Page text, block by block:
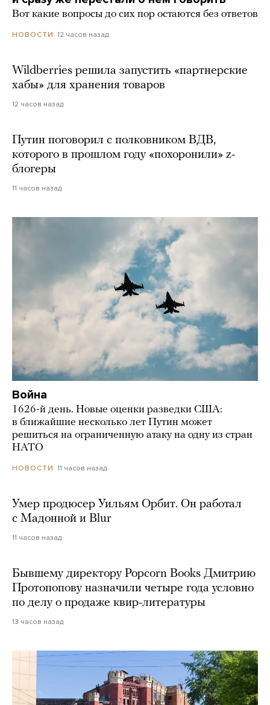
Вот какие вопросы до сих пор остаются без ответов
НОВОСТИ 12 часов назад
Wildberries решила запустить «партнерские
хабы» для хранения товаров
12 часов назад
Путин поговорил с полковником ВДВ,
которого в прошлом году «похоронили» z-
блогеры
11 часов назад
Война
1626-й день. Новые оценки разведки США:
в ближайшие несколько лет Путин может
решиться на ограниченную атаку на одну из стран
НАТО
НОВОСТИ 11 часов назад
Умер продюсер Уильям Орбит. Он работал
с Мадонной и Blur
11 часов назад
Бывшему директору Popcorn Books Дмитрию
Протопопову назначили четыре года условно
по делу о продаже квир-литературы
13 часов назад